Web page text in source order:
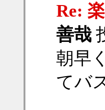
Re:
善哉
朝早
てバ